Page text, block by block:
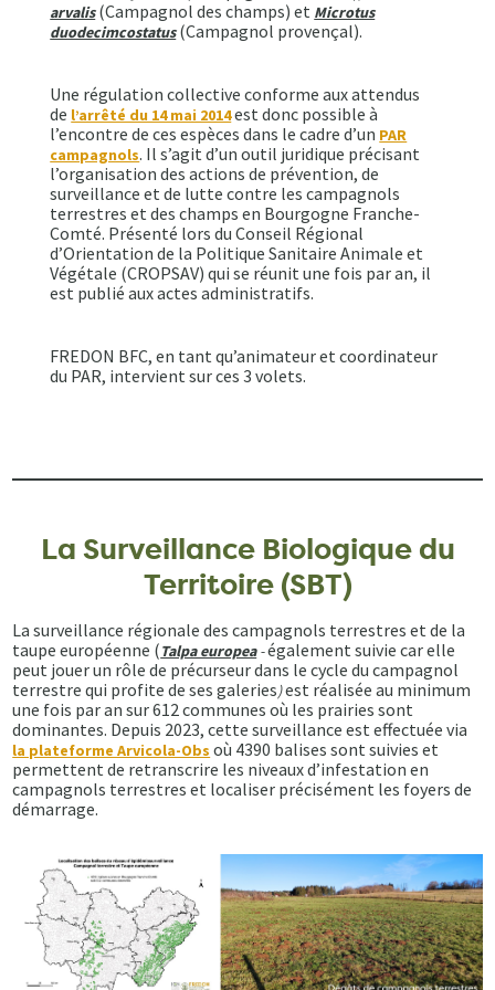
arvalis(Campagnol des champs) et Microtus
duodecimcostatus(Campagnol provençal).
Une régulation collective conforme aux attendus
de l’arrêté du 14 mai 2014est donc possible à
l’encontre de ces espèces dans le cadre d’un PAR
campagnols. Il s’agit d’un outil juridique précisant
l’organisation des actions de prévention, de
surveillance et de lutte contre les campagnols
terrestres et des champs en Bourgogne Franche-
Comté. Présenté lors du Conseil Régional
d’Orientation de la Politique Sanitaire Animale et
Végétale (CROPSAV) qui se réunit une fois par an, il
est publié aux actes administratifs.
FREDON BFC, en tant qu’animateur et coordinateur
du PAR, intervient sur ces 3 volets.
La Surveillance Biologique du
Territoire (SBT)
La surveillance régionale des campagnols terrestres et de la
taupe européenne (Talpa europea-également suivie car elle
peut jouer un rôle de précurseur dans le cycle du campagnol
terrestre qui profite de ses galeries)est réalisée au minimum
une fois par an sur 612 communes où les prairies sont
dominantes. Depuis 2023, cette surveillance est effectuée via
la plateforme Arvicola-Obs où 4390 balises sont suivies et
permettent de retranscrire les niveaux d’infestation en
campagnols terrestres et localiser précisément les foyers de
démarrage.